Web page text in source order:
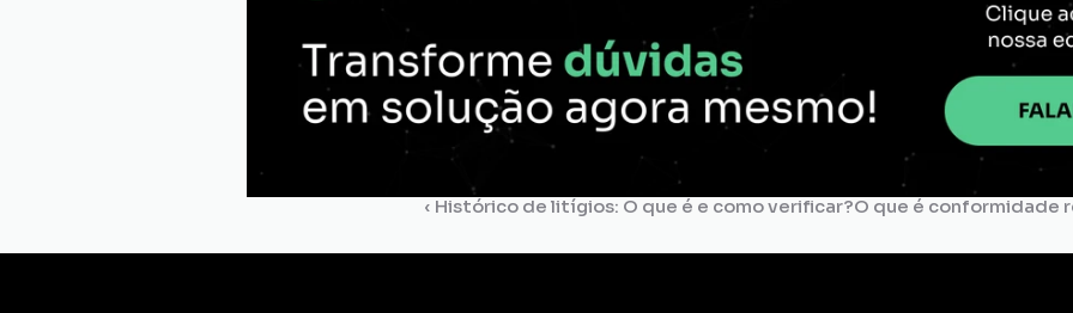
‹ Histórico de litígios: O que é e como verificar?O que é conformidade